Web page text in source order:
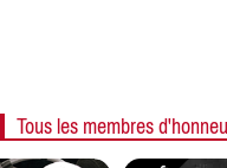
Tous les membres